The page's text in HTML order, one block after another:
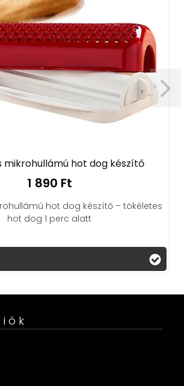
mikrohullámú hot dog készítő
1 890 Ft
hot dog készítő – tökéletes
hot dog 1 perc alatt